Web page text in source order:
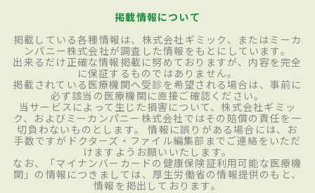
掲載情報について
掲載している各種情報は、株式会社ギミック、またはミーカ
ンパニー株式会社が調査した情報をもとにしています。
出来るだけ正確な情報掲載に努めておりますが、内容を完全
に保証するものではありません。
掲載されている医療機関へ受診を希望される場合は、事前に
必ず該当の医療機関に直接ご確認ください。
当サービスによって生じた損害について、株式会社ギミッ
ク、およびミーカンパニー株式会社ではその賠償の責任を一
切負わないものとします。 情報に誤りがある場合には、お
手数ですがドクターズ・ファイル編集部までご連絡をいただ
けますようお願いいたします。
なお、「マイナンバーカードの健康保険証利用可能な医療機
関」の情報につきましては、厚生労働省の情報提供のもと、
情報を掲出しております。